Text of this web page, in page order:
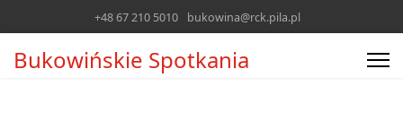
+48 67 210 5010 bukowina@rck.pila.pl
Bukowińskie Spotkania